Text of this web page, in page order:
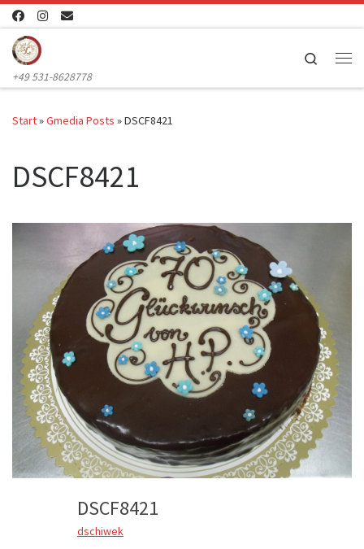
Zum Inhalt springen
+49 531-8628778
Search
Start»Gmedia Posts »DSCF8421
DSCF8421
DSCF8421
dschiwek